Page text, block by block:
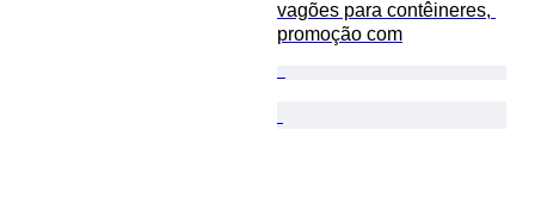
vagões para contêineres,
promoção com